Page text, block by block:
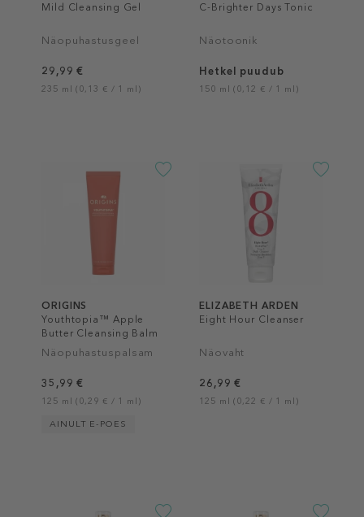
Mild Cleansing Gel
Näopuhastusgeel
29,99 €
235 ml (0,13 € / 1 ml)
C-Brighter Days Tonic
Näotoonik
Hetkel puudub
150 ml (0,12 € / 1 ml)
ORIGINS
Youthtopia™ Apple
Butter Cleansing Balm
Näopuhastuspalsam
35,99 €
125 ml (0,29 € / 1 ml)
AINULT E-POES
ELIZABETH ARDEN
Eight Hour Cleanser
Näovaht
26,99 €
125 ml (0,22 € / 1 ml)